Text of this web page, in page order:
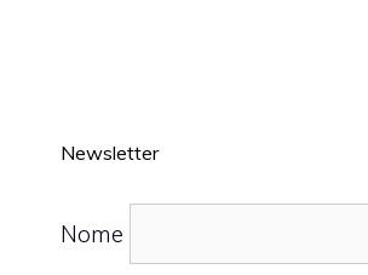
Newsletter
Nome